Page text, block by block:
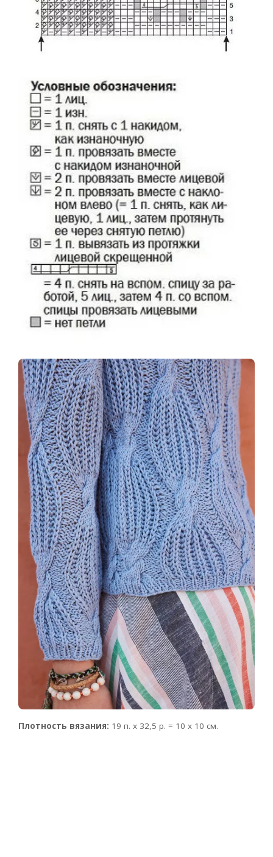
Плотность вязания: 19 п. х 32,5 р. = 10 х 10 см.